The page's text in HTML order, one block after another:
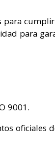
para
para
9001.
oficiales